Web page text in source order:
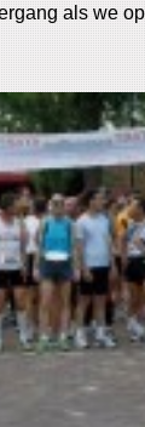
als we